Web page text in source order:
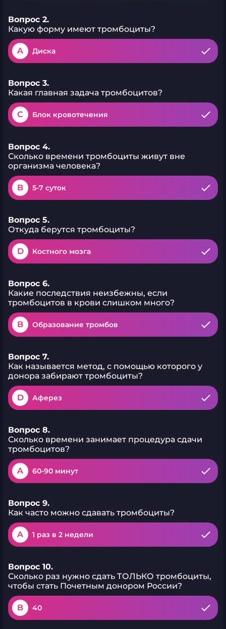
Вопрос 2.
Какую форму имеют тромбоциты?
A Диска
Вопрос 3.
Какая главная задача тромбоцитов?
C Блок кровотечения
Вопрос 4.
Сколько времени тромбоциты живут вне
организма человека?
B 5-7 суток
Вопрос 5.
Откуда берутся тромбоциты?
D Костного мозга
Вопрос 6.
Какие последствия неизбежны, если
тромбоцитов в крови слишком много?
B Образование тромбов
Вопрос 7.
Как называется метод, с помощью которого у
донора забирают тромбоциты?
D Аферез
Вопрос 8.
Сколько времени занимает процедура сдачи
тромбоцитов?
A 60-90 минут
Вопрос 9.
Как часто можно сдавать тромбоциты?
A 1 раз в 2 недели
Вопрос 10.
Сколько раз нужно сдать ТОЛЬКО тромбоциты,
чтобы стать Почетным донором России?
B 40